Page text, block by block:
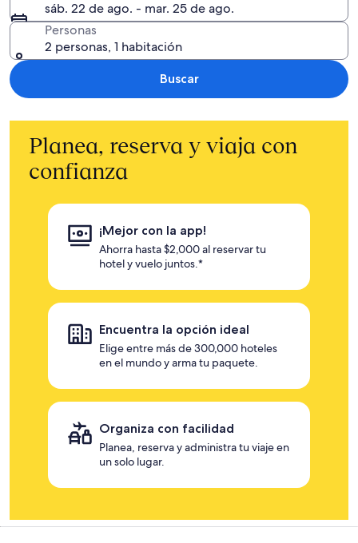
sáb. 22 de ago. - mar. 25 de ago.
Personas
2 personas, 1 habitación
Buscar
Planea, reserva y viaja con
confianza
¡Mejor con la app!
Ahorra hasta $2,000 al reservar tu
hotel y vuelo juntos.*
Encuentra la opción ideal
Elige entre más de 300,000 hoteles
en el mundo y arma tu paquete.
Organiza con facilidad
Planea, reserva y administra tu viaje en
un solo lugar.